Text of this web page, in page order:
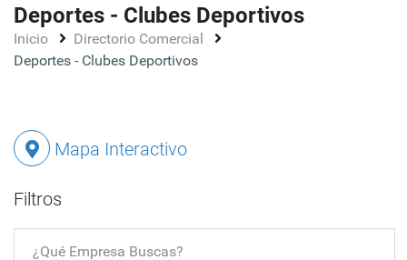
Deportes - Clubes Deportivos
Inicio
Directorio Comercial
Deportes - Clubes Deportivos
Mapa Interactivo
Filtros